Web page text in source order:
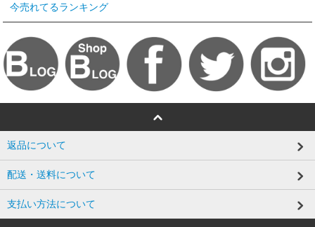
今売れてるランキング
返品について
配送・送料について
支払い方法について